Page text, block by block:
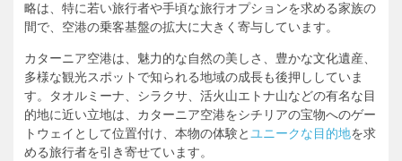
略は、特に若い旅行者や手頃な旅行オプションを求める家族の
間で、空港の乗客基盤の拡大に大きく寄与しています。
カターニア空港は、魅力的な自然の美しさ、豊かな文化遺産、
多様な観光スポットで知られる地域の成長も後押ししていま
す。タオルミーナ、シラクサ、活火山エトナ山などの有名な目
的地に近い立地は、カターニア空港をシチリアの宝物へのゲー
トウェイとして位置付け、本物の体験とユニークな目的地を求
める旅行者を引き寄せています。